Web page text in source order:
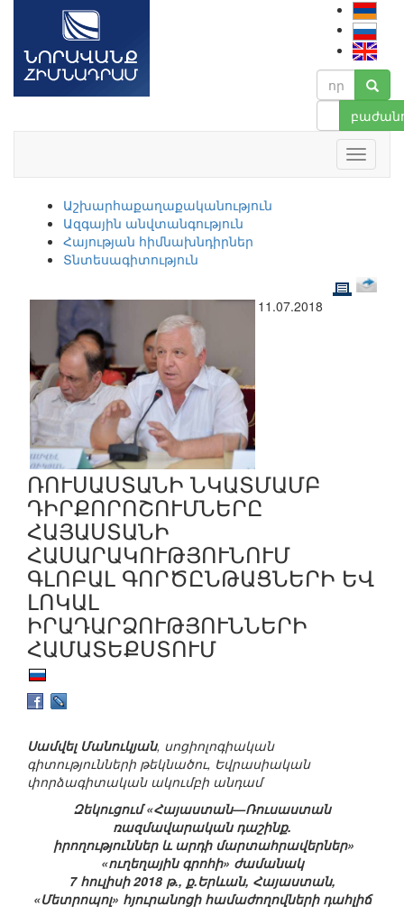
Աշխարհաքաղաքականություն
Ազգային անվտանգություն
Հայության հիմնախնդիրներ
Տնտեսագիտություն
11.07.2018
ՌՈՒՍԱՍՏԱՆԻ ՆԿԱՏՄԱՄԲ
ԴԻՐՔՈՐՈՇՈՒՄՆԵՐԸ
ՀԱՅԱՍՏԱՆԻ
ՀԱՍԱՐԱԿՈՒԹՅՈՒՆՈՒՄ
ԳԼՈԲԱԼ ԳՈՐԾԸՆԹԱՑՆԵՐԻ ԵՎ
ԼՈԿԱԼ
ԻՐԱԴԱՐՁՈՒԹՅՈՒՆՆԵՐԻ
ՀԱՄԱՏԵՔՍՏՈՒՄ
Սամվել Մանուկյան, սոցիոլոգիական
գիտությունների թեկնածու, Եվրասիական
փորձագիտական ակումբի անդամ
Զեկուցում «Հայաստան—Ռուսաստան
ռազմավարական դաշինք.
իրողություններ և արդի մարտահրավերներ»
«ուղեղային գրոհի» ժամանակ
7 հուլիսի 2018 թ., ք.Երևան, Հայաստան,
«Մետրոպոլ» հյուրանոցի համաժողովների դահլիճ